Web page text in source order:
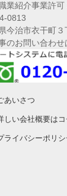
業紹介事業許
0813
今治市衣干町
のお問い合わせ
あいさつ
しい会社概要はコ
ライバシーポリシ